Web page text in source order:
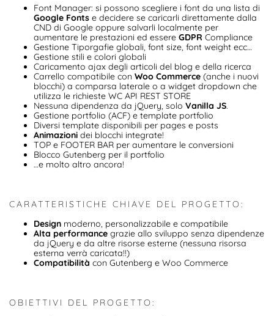
Font Manager: si possono scegliere i font da una lista di
Google Fonts e decidere se caricarli direttamente dalla
CND di Google oppure salvarli localmente per
aumentare le prestazioni ed essere GDPR Compliance
Gestione Tiporgafie globali, font size, font weight ecc…
Gestione stili e colori globali
Caricamento ajax degli articoli del blog e della ricerca
Carrello compatibile con Woo Commerce (anche i nuovi
blocchi) a comparsa laterale o a widget dropdown che
utilizza le richieste WC API REST STORE
Nessuna dipendenza da jQuery, solo Vanilla JS.
Gestione portfolio (ACF) e template portfolio
Diversi template disponibili per pages e posts
Animazioni dei blocchi integrate!
TOP e FOOTER BAR per aumentare le conversioni
Blocco Gutenberg per il portfolio
…e molto altro ancora!
CARATTERISTICHE CHIAVE DEL PROGETTO:
Design moderno, personalizzabile e compatibile
Alta performance grazie allo sviluppo senza dipendenze
da jQuery e da altre risorse esterne (nessuna risorsa
esterna verrà caricata!!)
Compatibilità con Gutenberg e Woo Commerce
OBIETTIVI DEL PROGETTO: